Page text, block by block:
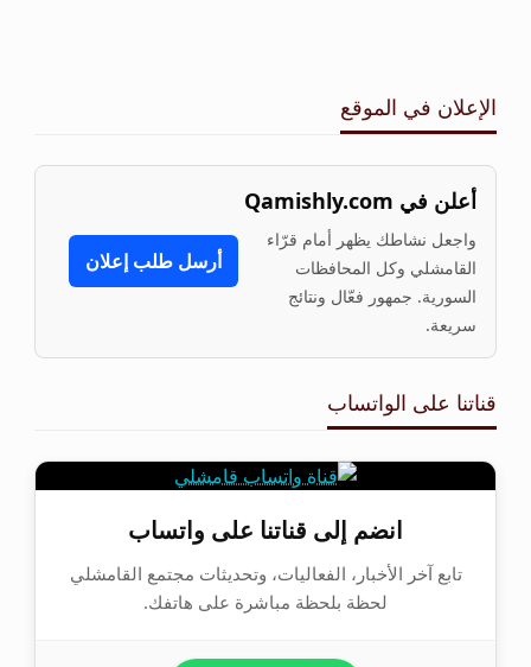
الإعلان في الموقع
أعلن في Qamishly.com
واجعل نشاطك يظهر أمام قرّاء
القامشلي وكل المحافظات
السورية. جمهور فعّال ونتائج
سريعة.
أرسل طلب إعلان
قناتنا على الواتساب
انضم إلى قناتنا على واتساب
تابع آخر الأخبار، الفعاليات، وتحديثات مجتمع القامشلي
لحظة بلحظة مباشرة على هاتفك.